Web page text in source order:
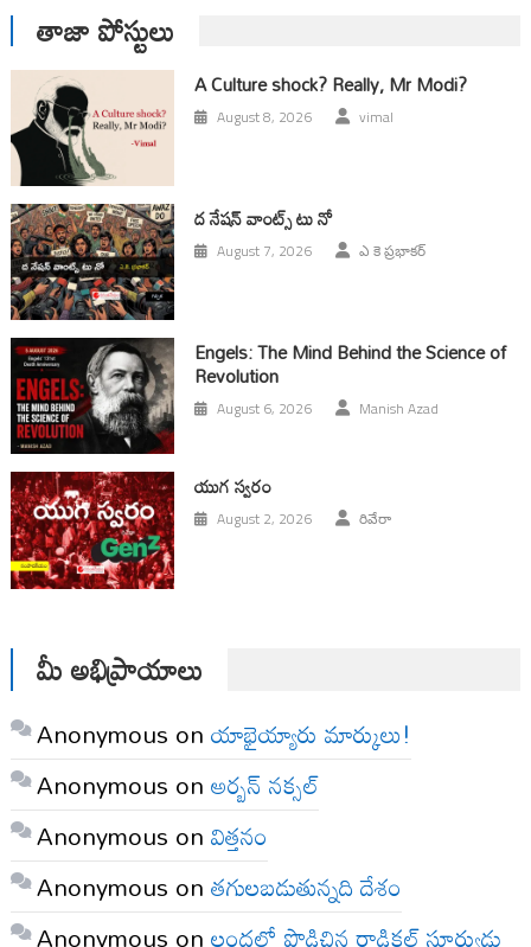
తాజా పోస్టులు
A Culture shock? Really, Mr Modi?
August 8, 2026 vimal
ద నేషన్ వాంట్స్ టు నో
August 7, 2026 ఎ కె ప్రభాకర్
Engels: The Mind Behind the Science of
Revolution
August 6, 2026 Manish Azad
యుగ స్వ‌రం
August 2, 2026 రివేరా
మీ అభిప్రాయాలు
Anonymous onయాభైయ్యారు మార్కులు!
Anonymous onఅర్బన్ నక్సల్
Anonymous onవిత్తనం
Anonymous onతగులబడుతున్నది దేశం
Anonymous onలందలో పొడిచిన రాడికల్ సూర్యుడు